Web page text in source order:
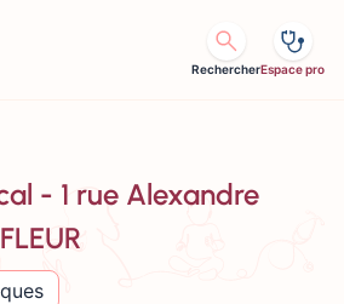
RechercherEspace pro
- 1 rue Alexandre